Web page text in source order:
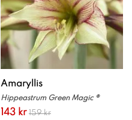
Amaryllis
Hippeastrum Green Magic ®
143 kr 159 kr